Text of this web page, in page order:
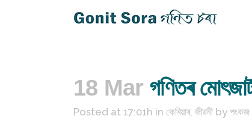
18 Mar গণিতৰ
Posted at 17:01h in কেৰিয়াৰ, জীৱনী by পংকজ